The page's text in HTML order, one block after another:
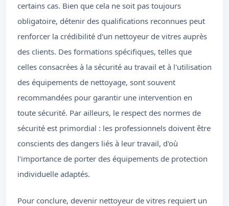
certains cas. Bien que cela ne soit pas toujours
obligatoire, détenir des qualifications reconnues peut
renforcer la crédibilité d'un nettoyeur de vitres auprès
des clients. Des formations spécifiques, telles que
celles consacrées à la sécurité au travail et à l'utilisation
des équipements de nettoyage, sont souvent
recommandées pour garantir une intervention en
toute sécurité. Par ailleurs, le respect des normes de
sécurité est primordial : les professionnels doivent être
conscients des dangers liés à leur travail, d'où
l'importance de porter des équipements de protection
individuelle adaptés.
Pour conclure, devenir nettoyeur de vitres requiert un